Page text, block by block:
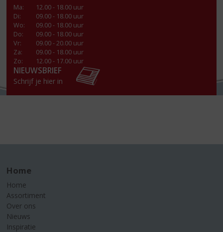
Ma:
12.00 - 18.00 uur
Di:
09.00 - 18.00 uur
Wo:
09.00 - 18.00 uur
Do:
09.00 - 18.00 uur
Vr:
09.00 - 20.00 uur
Za:
09.00 - 18.00 uur
Zo:
12.00 - 17.00 uur
NIEUWSBRIEF
Schrijf je hier in
Home
Home
Assortiment
Over ons
Nieuws
Inspiratie